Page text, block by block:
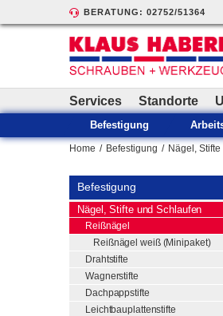
BERATUNG: 02752/51364
Services Standorte
Befestigung
Home / Befestigung / Nägel,
Befestigung
Nägel, Stifte und Schlaufen
Reißnägel
Reißnägel weiß (Minipaket)
Drahtstifte
Wagnerstifte
Dachpappstifte
Leichtbauplattenstifte